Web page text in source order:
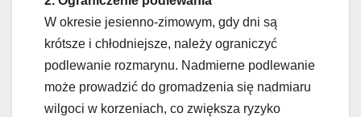
W okresie jesienno-zimowym, gdy dni są
krótsze i chłodniejsze, należy ograniczyć
podlewanie rozmarynu. Nadmierne podlewanie
może prowadzić do gromadzenia się nadmiaru
wilgoci w korzeniach, co zwiększa ryzyko